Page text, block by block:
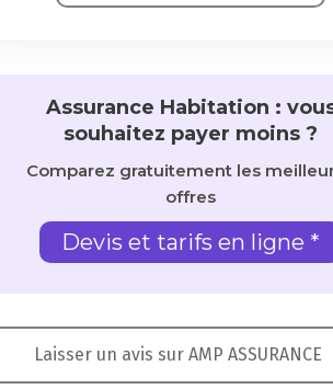
Assurance Habitation :
souhaitez payer moins ?
Comparez gratuitement les
offres
Devis et tarifs en ligne *
Laisser un avis sur AMP ASSURANCE